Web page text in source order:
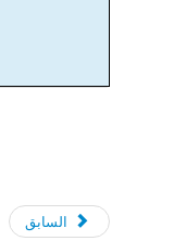
السابق